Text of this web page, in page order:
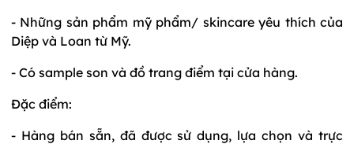
- Những sản phẩm mỹ phẩm/ skincare yêu thích của
Diệp và Loan từ Mỹ.
- Có sample son và đồ trang điểm tại cửa hàng.
Đặc điểm:
- Hàng bán sẵn, đã được sử dụng, lựa chọn và trực